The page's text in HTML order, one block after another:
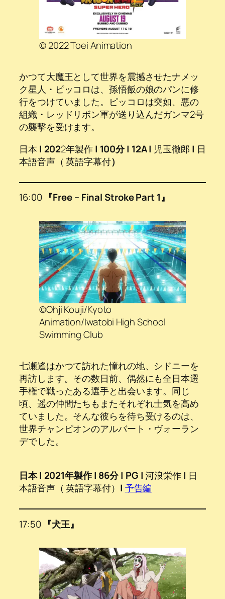
© 2022 Toei Animation
かつて大魔王として世界を震撼させたナメッ
ク星人・ピッコロは、孫悟飯の娘のパンに修
行をつけていました。ピッコロは突如、悪の
組織・レッドリボン軍が送り込んだガンマ2号
の襲撃を受けます。
日本 | 2022年製作| 100分 | 12A | 児玉徹郎 | 日
本語音声（ 英語字幕付）
16:00 『Free – Final Stroke Part 1』
©Ohji Kouji/Kyoto
Animation/Iwatobi High School
Swimming Club
七瀬遙はかつて訪れた憧れの地、シドニーを
再訪します。その数日前、偶然にも全日本選
手権で戦ったある選手と出会います。同じ
頃、遥の仲間たちもまたそれぞれ士気を高め
ていました。そんな彼らを待ち受けるのは、
世界チャンピオンのアルバート・ヴォーラン
デでした。
日本 | 2021年製作 | 86分 | PG |河浪栄作| 日
本語音声（ 英語字幕付） | 予告編
17:50 『犬王』